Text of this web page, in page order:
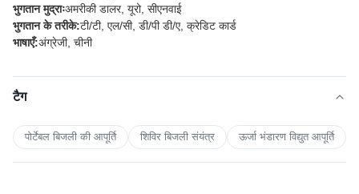
भुगतान मुद्राःअमरीकी डालर, यूरो, सीएनवाई
भुगतान के तरीके:टी/टी, एल/सी, डी/पी डी/ए, क्रेडिट कार्ड
भाषाएँ:अंग्रेजी, चीनी
टैग
पोर्टेबल बिजली की आपूर्ति शिविर बिजली संयंत्र ऊर्जा भंडारण विद्युत आपूर्ति